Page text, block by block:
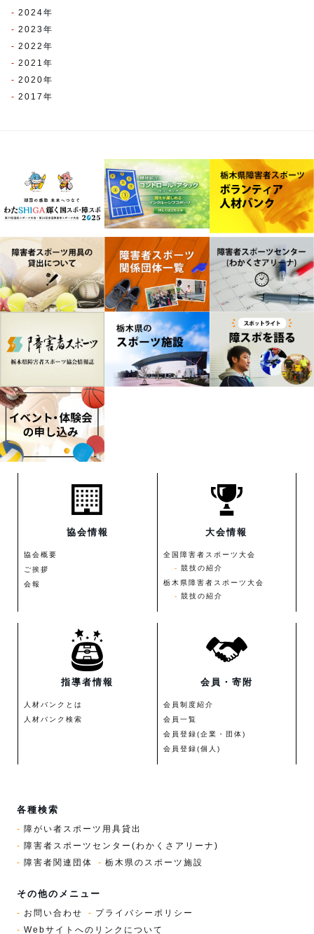
2024年
2023 年
2022 年
2021 年
2020年
2017 年
協会情報
協会概要
ご挨拶
会報
大会情報
全国障害者スポーツ大会
競技の紹介
栃木県障害者スポーツ大会
競技の紹介
指導者情報
人材バンクとは
人材バンク検索
会員・寄附
会員制度紹介
会員一覧
会員登録(企業・団体)
会員登録(個人)
各種検索
障がい者スポーツ用具貸出
障害者スポーツセンター(わかくさアリーナ)
障害者関連団体
栃木県のスポーツ施設
その他のメニュー
お問い合わせ
プライバシーポリシー
Webサイトへのリンクについて